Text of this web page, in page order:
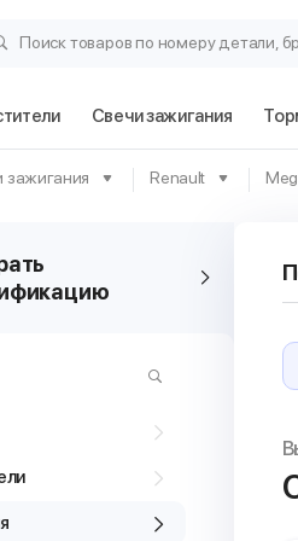
Поиск товаров по номеру детали,
Свечи зажигания
зажигания Renault